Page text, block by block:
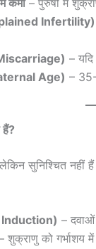
कमी– पुरुषों में
Infertility)
Miscarriage) – यदि
Age) – 35-
सुनिश्चित नहीं
–
शुक्राणु को गर्भाशय